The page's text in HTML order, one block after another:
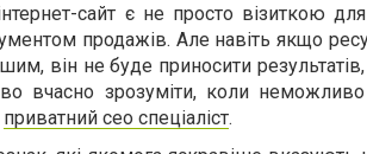
сайт є не просто візиткою для
продажів. Але навіть якщо
він не буде приносити
вчасно зрозуміти, коли неможливо
приватний сео спеціаліст.